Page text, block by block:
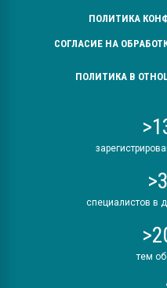
ПОЛИТИКА
СОГЛАСИЕ НА
ПОЛИТИКА В
специалистов в
тем